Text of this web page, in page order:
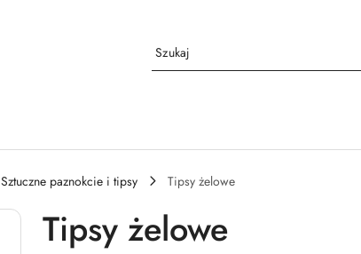
Sztuczne paznokcie i tipsy Tipsy żelowe
Tipsy żelowe